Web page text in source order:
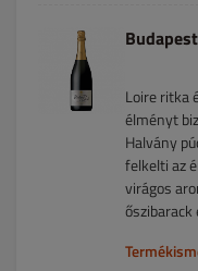
Loire ritka
élményt
Halvány
felkelti az
virágos
őszibarack